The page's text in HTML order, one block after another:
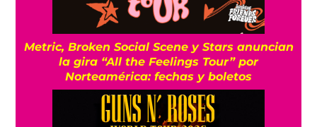
Metric, Broken Social Scene y Stars anuncian
la gira “All the Feelings Tour” por
Norteamérica: fechas y boletos